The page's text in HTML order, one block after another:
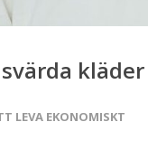
LEVA EKONOMISKT